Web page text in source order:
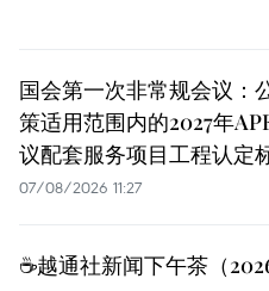
国会第一次非常规会议：
策适用范围内的2027年
议配套服务项目工程认定
07/08/2026 11:27
☕️越通社新闻下午茶（